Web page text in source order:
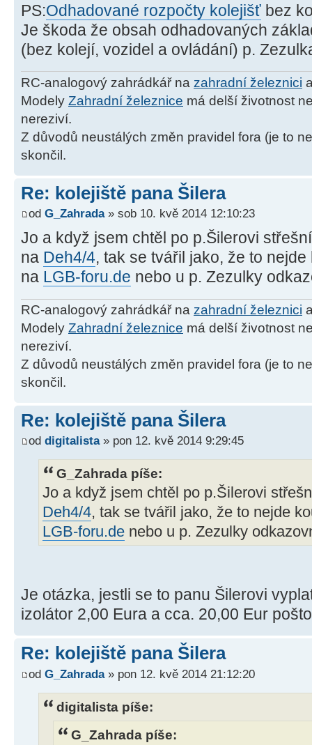
PS:Odhadované rozpočty kolejišť bez
Je škoda že obsah odhadovaných
(bez kolejí, vozidel a ovládání) p.
RC-analogový zahrádkář na zahradní železnici
Modely Zahradní železnice má delší životnost
nereziví.
Z důvodů neustálých změn pravidel fora (je to
skončil.
Re: kolejiště pana Šilera
od G_Zahrada» sob 10. kvě 2014 12:10:23
Jo a když jsem chtěl po p.Šilerovi
na Deh4/4, tak se tvářil jako, že to
na LGB-foru.de nebo u p. Zezulky
RC-analogový zahrádkář na zahradní železnici
Modely Zahradní železnice má delší životnost
nereziví.
Z důvodů neustálých změn pravidel fora (je to
skončil.
Re: kolejiště pana Šilera
od digitalista» pon 12. kvě 2014 9:29:45
G_Zahrada píše:
Jo a když jsem chtěl po p.Šilerovi
Deh4/4, tak se tvářil jako, že to nejde
LGB-foru.de nebo u p. Zezulky
Je otázka, jestli se to panu Šilerovi
izolátor 2,00 Eura a cca. 20,00 Eur
Re: kolejiště pana Šilera
od G_Zahrada» pon 12. kvě 2014 21:12:20
digitalista píše:
G_Zahrada píše: